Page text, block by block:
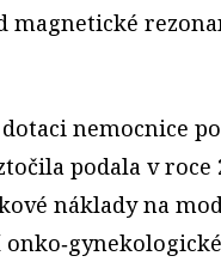
magnetické
nemocnice
podala v
náklady na